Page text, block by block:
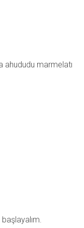
ahududu marmelatı
başlayalım.